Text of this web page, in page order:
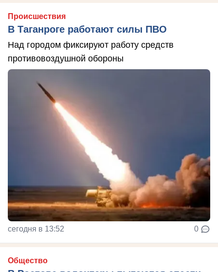
Происшествия
В Таганроге работают силы ПВО
Над городом фиксируют работу средств
противовоздушной обороны
сегодня в 13:52 0
Общество